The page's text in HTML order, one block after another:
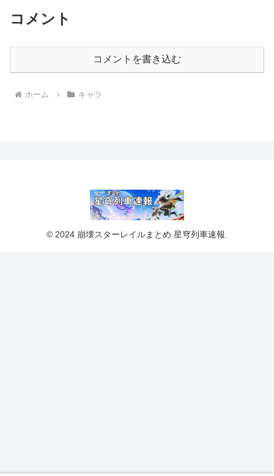
コメント
コメントを書き込む
ホーム キャラ
© 2024 崩壊スターレイルまとめ 星穹列車速報.